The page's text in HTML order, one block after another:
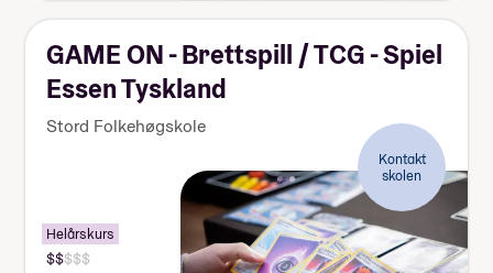
GAME ON - Brettspill / TCG - Spiel
Essen Tyskland
Stord Folkehøgskole
Kontakt
skolen
Helårskurs